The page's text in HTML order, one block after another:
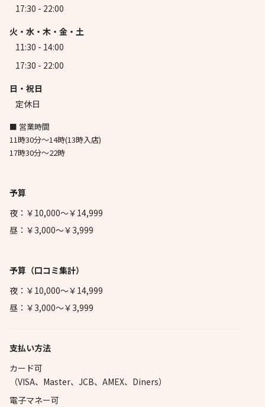
17:30 - 22:00
火・水・木・金・土
11:30 - 14:00
17:30 - 22:00
日・祝日
定休日
■ 営業時間
11時30分〜14時(13時入店)
17時30分〜22時
予算
夜：￥10,000～￥14,999
昼：￥3,000～￥3,999
予算 （口コミ集計）
夜：￥10,000～￥14,999
昼：￥3,000～￥3,999
支払い方法
カード可
（VISA、Master、JCB、AMEX、Diners）
電子マネー可